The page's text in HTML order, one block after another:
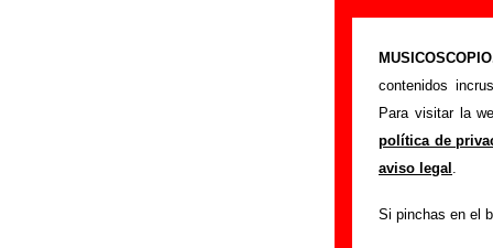
contenidos
Para visitar la
política de
aviso legal .
Si pinchas en el
Un Pingüino
Portada >Un
Si tienes
siguiente
colaboración.
Nombre: